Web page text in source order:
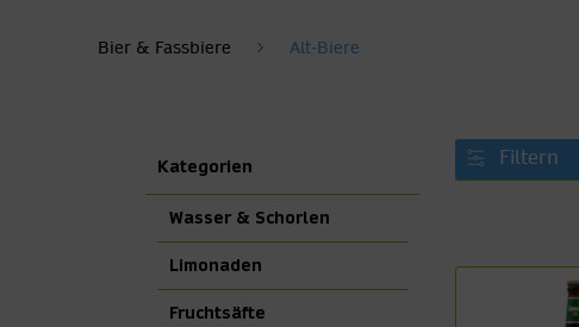
Bier & Fassbiere Alt-Biere
Kategorien
Wasser & Schorlen
Limonaden
Fruchtsäfte
Filtern